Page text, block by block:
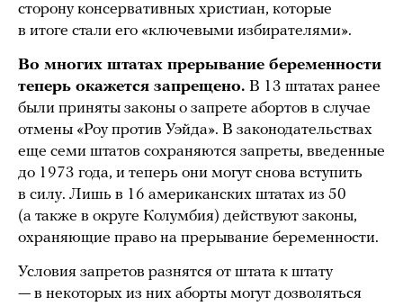
сторону консервативных христиан, которые
в итоге стали его «ключевыми избирателями».
Во многих штатах прерывание беременности
теперь окажется запрещено. В 13 штатах ранее
были приняты законы о запрете абортов в случае
отмены «Роу против Уэйда». В законодательствах
еще семи штатов сохраняются запреты, введенные
до 1973 года, и теперь они могут снова вступить
в силу. Лишь в 16 американских штатах из 50
(а также в округе Колумбия) действуют законы,
охраняющие право на прерывание беременности.
Условия запретов разнятся от штата к штату
— в некоторых из них аборты могут дозволяться